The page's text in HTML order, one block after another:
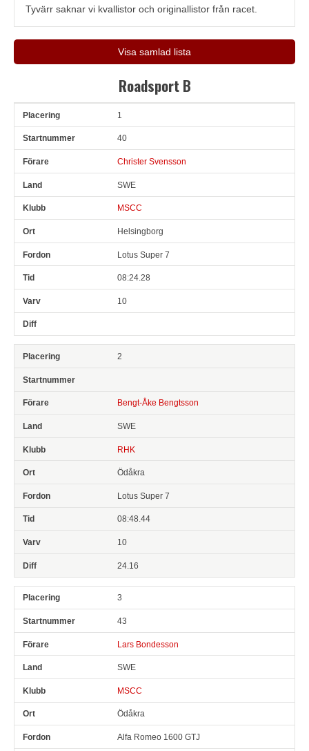
Tyvärr saknar vi kvallistor och originallistor från racet.
Visa samlad lista
Roadsport B
Pl Snr 1
40
Christer Svensson
SWE
MSCC
Helsingborg
Lotus Super 7
08:24.28
10
2
Bengt-Åke Bengtsson
SWE
RHK
Ödåkra
Lotus Super 7
08:48.44
10
24.16
3
43
Lars Bondesson
SWE
MSCC
Ödåkra
Alfa Romeo 1600 GTJ